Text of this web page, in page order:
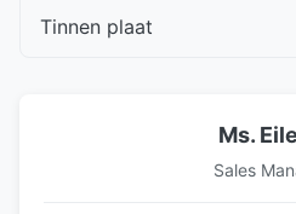
Tinnen plaat
Ms.
Sales